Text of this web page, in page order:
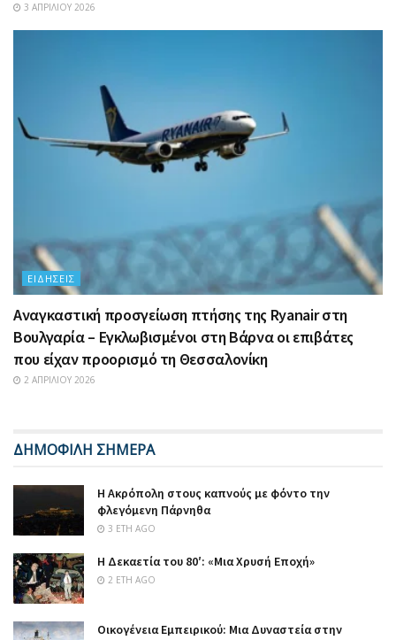
3 ΑΠΡΙΛΊΟΥ 2026
ΕΙΔΉΣΕΙΣ
Αναγκαστική προσγείωση πτήσης της Ryanair στη
Βουλγαρία – Εγκλωβισμένοι στη Βάρνα οι επιβάτες
που είχαν προορισμό τη Θεσσαλονίκη
2 ΑΠΡΙΛΊΟΥ 2026
ΔΗΜΟΦΙΛΗ ΣΗΜΕΡΑ
Η Ακρόπολη στους καπνούς με φόντο την
φλεγόμενη Πάρνηθα
3 ΈΤΗ AGO
Η Δεκαετία του 80′: «Μια Χρυσή Εποχή»
2 ΈΤΗ AGO
Οικογένεια Εμπειρικού: Μια Δυναστεία στην